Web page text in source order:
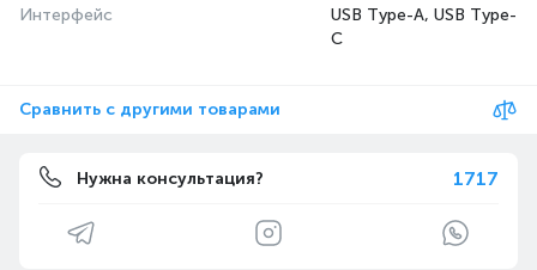
Интерфейс
USB Type-A, USB Type-
C
Сравнить с другими товарами
Нужна консультация? 1717